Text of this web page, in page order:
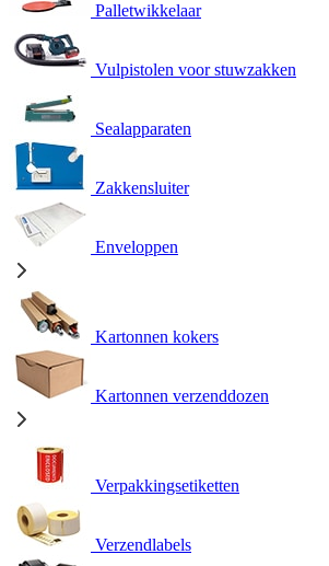
Palletwikkelaar
Vulpistolen voor stuwzakken
Sealapparaten
Zakkensluiter
Enveloppen
Kartonnen kokers
Kartonnen verzenddozen
Verpakkingsetiketten
Verzendlabels